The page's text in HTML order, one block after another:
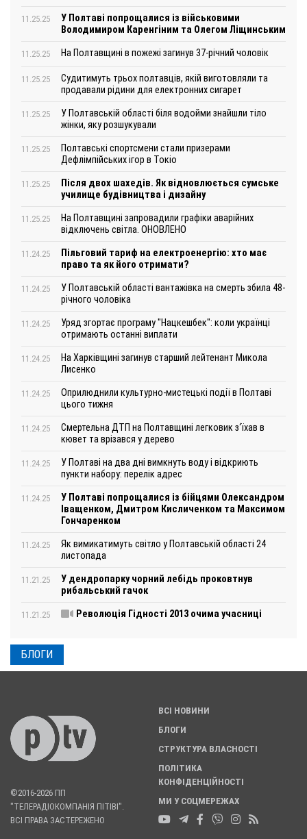
11.25.25
У Полтаві попрощалися із військовими
Володимиром Каренгіним та Олегом Ліщинським
11.25.25 На Полтавщині в пожежі загинув 37-річний чоловік
11.25.25
Судитимуть трьох полтавців, якій виготовляли та
продавали рідини для електронних сигарет
11.25.25
У Полтавській області біля водойми знайшли тіло
жінки, яку розшукували
11.25.25
Полтавські спортсмени стали призерами
Дефлімпійських ігор в Токіо
11.25.25
Після двох шахедів. Як відновлюється сумське
училище будівництва і дизайну
11.25.25
На Полтавщині запровадили графіки аварійних
відключень світла. ОНОВЛЕНО
11.24.25
Пільговий тариф на електроенергію: хто має
право та як його отримати?
11.24.25
У Полтавській області вантажівка на смерть збила 48-
річного чоловіка
11.24.25
Уряд згортає програму "Нацкешбек": коли українці
отримають останні виплати
11.24.25
На Харківщині загинув старший лейтенант Микола
Лисенко
11.24.25
Оприлюднили культурно-мистецькі події в Полтаві
цього тижня
11.24.25
Смертельна ДТП на Полтавщині легковик з‘їхав в
кювет та врізався у дерево
11.24.25
У Полтаві на два дні вимкнуть воду і відкриють
пункти набору: перелік адрес
11.24.25
У Полтаві попрощалися із бійцями Олександром
Іващенком, Дмитром Кисличенком та Максимом
Гончаренком
11.24.25
Як вимикатимуть світло у Полтавській області 24
листопада
11.21.25
У дендропарку чорний лебідь проковтнув
рибальський гачок
11.21.25 Революція Гідності 2013 очима учасниці
БЛОГИ
©2016-2026 ПП
"ТЕЛЕРАДІОКОМПАНІЯ ПІТІВІ".
ВСІ ПРАВА ЗАСТЕРЕЖЕНО
ВСІ НОВИНИ
БЛОГИ
СТРУКТУРА ВЛАСНОСТІ
ПОЛІТИКА
КОНФІДЕНЦІЙНОСТІ
МИ У СОЦМЕРЕЖАХ